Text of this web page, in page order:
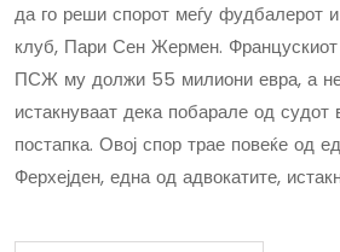
да го реши спорот меѓу фудбалерот
клуб, Пари Сен Жермен. Францускиот
ПСЖ му должи 55 милиони евра, а
истакнуваат дека побарале од
постапка. Овој спор трае повеќе од
Ферхејден, една од адвокатите,